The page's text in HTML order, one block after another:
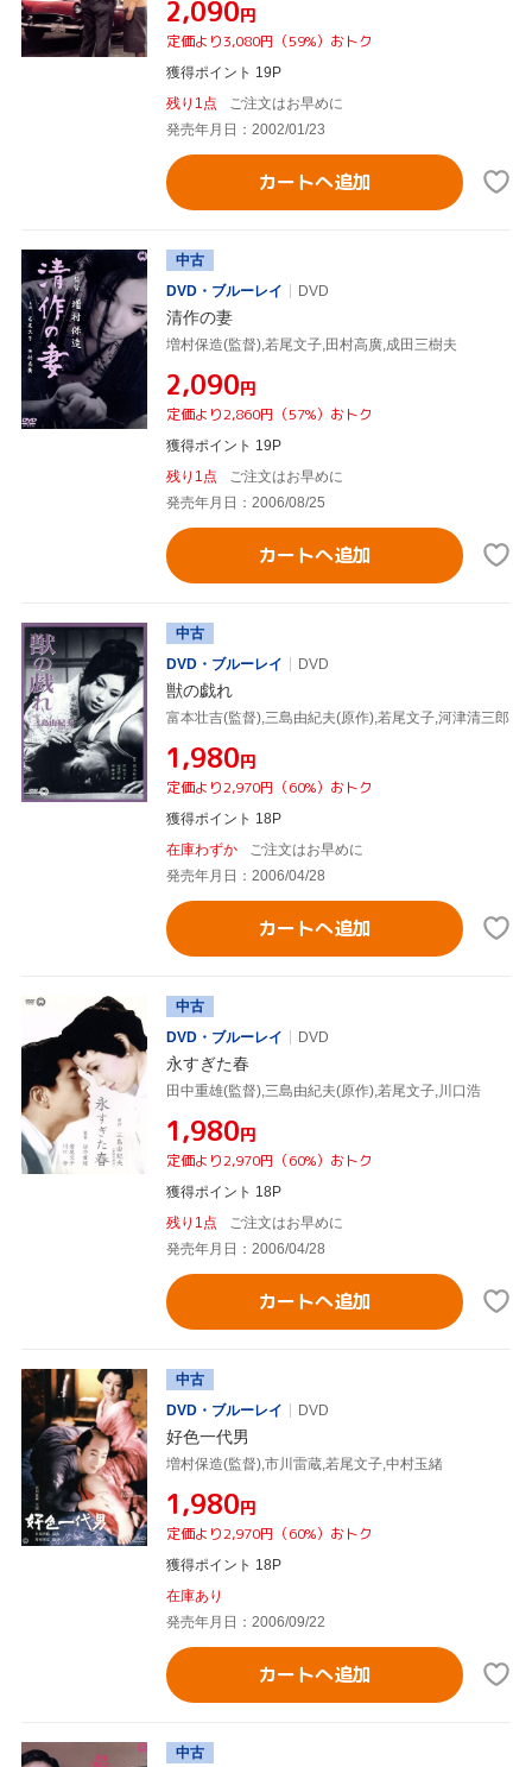
¥2,090円
定価より3,080円（59%）おトク
獲得ポイント 19P
残り1点
ご注文はお早めに
発売年月日：2002/01/23
カートへ追加
中古
DVD・ブルーレイ
DVD
清作の妻
増村保造(監督),若尾文子,田村高廣,成田三樹夫
¥2,090円
定価より2,860円（57%）おトク
獲得ポイント 19P
残り1点
ご注文はお早めに
発売年月日：2006/08/25
カートへ追加
中古
DVD・ブルーレイ
DVD
獣の戯れ
富本壮吉(監督),三島由紀夫(原作),若尾文子,河津清三郎
¥1,980円
定価より2,970円（60%）おトク
獲得ポイント 18P
在庫わずか
ご注文はお早めに
発売年月日：2006/04/28
カートへ追加
中古
DVD・ブルーレイ
DVD
永すぎた春
田中重雄(監督),三島由紀夫(原作),若尾文子,川口浩
¥1,980円
定価より2,970円（60%）おトク
獲得ポイント 18P
残り1点
ご注文はお早めに
発売年月日：2006/04/28
カートへ追加
中古
DVD・ブルーレイ
DVD
好色一代男
増村保造(監督),市川雷蔵,若尾文子,中村玉緒
¥1,980円
定価より2,970円（60%）おトク
獲得ポイント 18P
在庫あり
発売年月日：2006/09/22
カートへ追加
中古